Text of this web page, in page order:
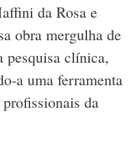
da Rosa e
obra mergulha de
pesquisa clínica,
a uma ferramenta
da